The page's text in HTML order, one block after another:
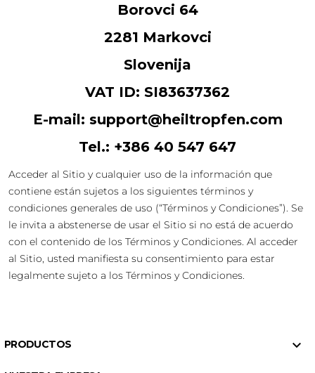
Borovci 64
2281 Markovci
Slovenija
VAT ID: SI83637362
E-mail: support@heiltropfen.com
Tel.: +386 40 547 647
Acceder al Sitio y cualquier uso de la información que
contiene están sujetos a los siguientes términos y
condiciones generales de uso (“Términos y Condiciones”). Se
le invita a abstenerse de usar el Sitio si no está de acuerdo
con el contenido de los Términos y Condiciones. Al acceder
al Sitio, usted manifiesta su consentimiento para estar
legalmente sujeto a los Términos y Condiciones.
PRODUCTOS 